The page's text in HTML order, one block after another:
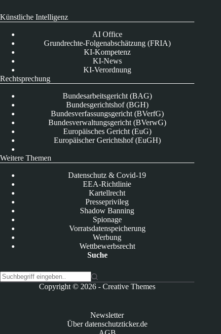
Künstliche Intelligenz
AI Office
Grundrechte-Folgenabschätzung (FRIA)
KI-Kompetenz
KI-News
KI-Verordnung
Rechtsprechung
Bundesarbeitsgericht (BAG)
Bundesgerichtshof (BGH)
Bundesverfassungsgericht (BVerfG)
Bundesverwaltungsgericht (BVerwG)
Europäisches Gericht (EuG)
Europäischer Gerichtshof (EuGH)
Weitere Themen
Datenschutz & Covid-19
EEA-Richtlinie
Kartellrecht
Presseprivileg
Shadow Banning
Spionage
Vorratsdatenspeicherung
Werbung
Wettbewerbsrecht
Suche
Copyright © 2026 -Creative Themes
Newsletter
Über datenschutzticker.de